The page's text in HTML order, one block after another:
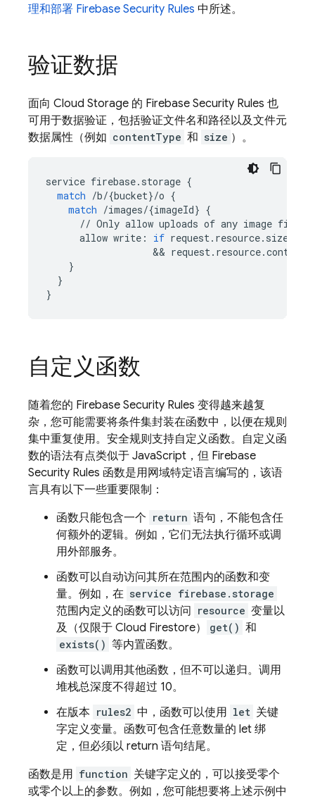
理和部署 Firebase Security Rules 中所述。
验证数据
面向 Cloud Storage 的 Firebase Security Rules 也
可用于数据验证，包括验证文件名和路径以及文件元
数据属性（例如 contentType 和 size ）。
service firebase. storage {
match /b/{bucket}/o {
match /images/{imageId} {
// Only allow uploads of any image file
allow write : if request. resource. size
&& request. resource.
}
}
}
自定义函数
随着您的 Firebase Security Rules 变得越来越复
杂，您可能需要将条件集封装在函数中，以便在规则
集中重复使用。安全规则支持自定义函数。自定义函
数的语法有点类似于 JavaScript，但 Firebase
Security Rules 函数是用网域特定语言编写的，该语
言具有以下一些重要限制：
函数只能包含一个 return 语句，不能包含任
何额外的逻辑。例如，它们无法执行循环或调
用外部服务。
函数可以自动访问其所在范围内的函数和变
量。例如，在 service firebase.storage
范围内定义的函数可以访问 resource 变量以
及（仅限于 Cloud Firestore） get() 和
exists() 等内置函数。
函数可以调用其他函数，但不可以递归。调用
堆栈总深度不得超过 10。
在版本 rules2 中，函数可以使用 let 关键
字定义变量。函数可包含任意数量的 let 绑
定，但必须以 return 语句结尾。
函数是用 function 关键字定义的，可以接受零个
或零个以上的参数。例如，您可能想要将上述示例中